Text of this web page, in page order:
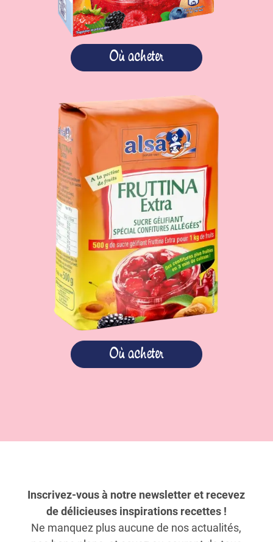
Où acheter
Où acheter
Inscrivez-vous à notre newsletter et recevez
de délicieuses inspirations recettes !
Ne manquez plus aucune de nos actualités,